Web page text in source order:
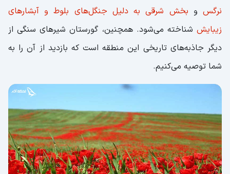
نرگسو بخش شرقی به دلیل جنگل‌های بلوط و آبشارهای
زیبایش شناخته می‌شود. همچنین، گورستان شیرهای سنگی از
دیگر جاذبه‌های تاریخی این منطقه است که بازدید از آن را به
شما توصیه می‌کنیم.